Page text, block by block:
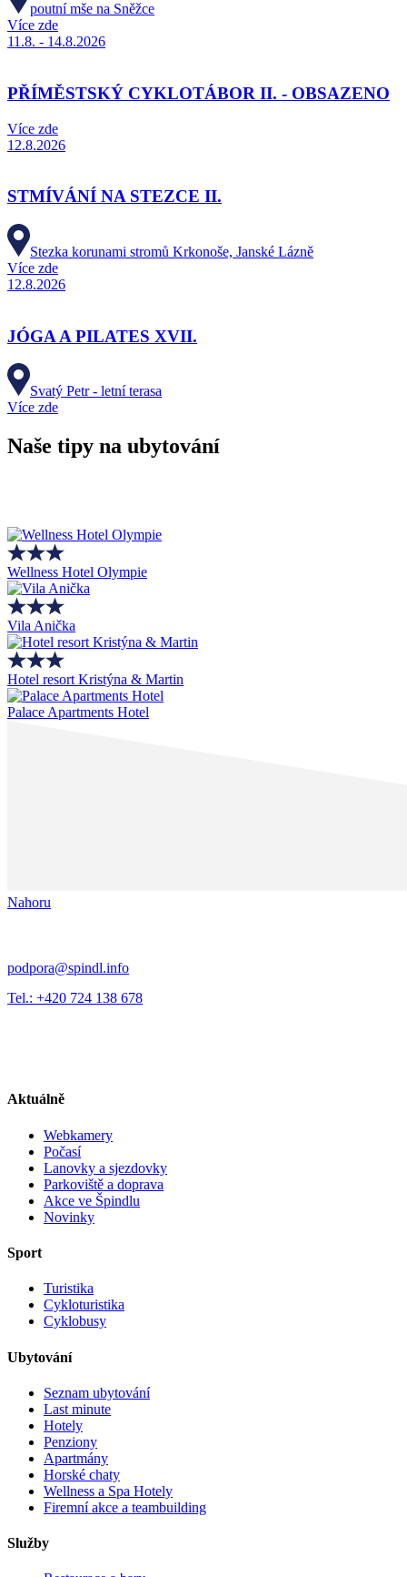
poutní mše na Sněžce
Více zde
11.8. - 14.8.2026
PŘÍMĚSTSKÝ CYKLOTÁBOR II. - OBSAZENO
Více zde
12.8.2026
STMÍVÁNÍ NA STEZCE II.
Stezka korunami stromů Krkonoše, Janské Lázně
Více zde
12.8.2026
JÓGA A PILATES XVII.
Svatý Petr - letní terasa
Více zde
Naše tipy na ubytování
Wellness Hotel Olympie
Vila Anička
Hotel resort Kristýna & Martin
Palace Apartments Hotel
Nahoru
podpora@spindl.info
Tel.: +420 724 138 678
Aktuálně
Webkamery
Počasí
Lanovky a sjezdovky
Parkoviště a doprava
Akce ve Špindlu
Novinky
Sport
Turistika
Cykloturistika
Cyklobusy
Ubytování
Seznam ubytování
Last minute
Hotely
Penziony
Apartmány
Horské chaty
Wellness a Spa Hotely
Firemní akce a teambuilding
Služby